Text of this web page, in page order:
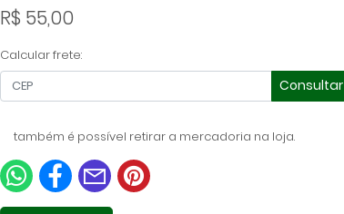
R$ 55,00
Calcular frete:
Consultar
também é possível retirar a mercadoria na loja.